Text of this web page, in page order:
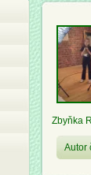
Zbyňka
Autor